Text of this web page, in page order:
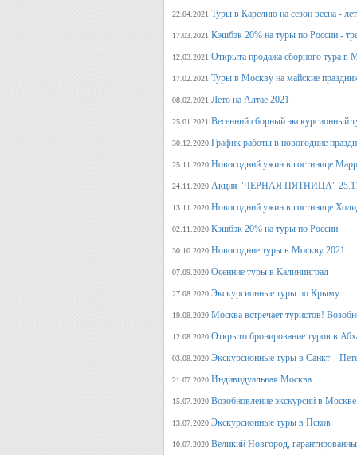
22.04.2021 Туры в Карелию на сезон весна -
17.03.2021 Кэшбэк 20% на туры по России -
12.03.2021 Открыта продажа сборного тура в
17.02.2021 Туры в Москву на майские
08.02.2021 Лето на Алтае 2021
25.01.2021 Весенний сборный экскурсионный
30.12.2020 График работы в новогодние
25.11.2020 Новогодний ужин в гостинице
24.11.2020 Акция "ЧЕРНАЯ ПЯТНИЦА"
13.11.2020 Новогодний ужин в гостинице
02.11.2020 Кэшбэк 20% на туры по России
30.10.2020 Новогодние туры в Москву 2021
07.09.2020 Осенние туры в Калининград
27.08.2020 Экскурсионные туры по Крыму
19.08.2020 Москва встречает туристов!
12.08.2020 Открыто бронирование туров в
03.08.2020 Экскурсионные туры в Санкт –
21.07.2020 Индивидуальная Москва
15.07.2020 Возобновление экскурсий в
13.07.2020 Экскурсионные туры в Псков
10.07.2020 Великий Новгород,